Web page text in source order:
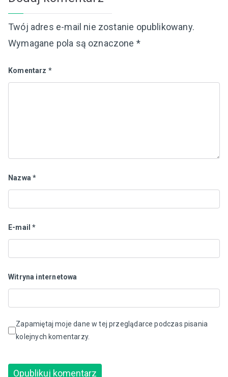
Twój adres e-mail nie zostanie opublikowany.
Wymagane pola są oznaczone *
Komentarz *
Nazwa*
E-mail*
Witryna internetowa
Zapamiętaj moje dane w tej przeglądarce podczas pisania
kolejnych komentarzy.